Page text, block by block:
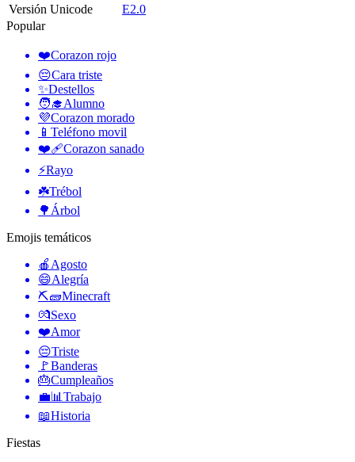
Versión Unicode
E2.0
Popular
❤️Corazon rojo
😔Cara triste
✨Destellos
🧑‍🎓Alumno
💜Corazon morado
📱 Teléfono movil
❤️‍🩹Corazon sanado
⚡Rayo
☘️Trébol
🌳 Árbol
Emojis temáticos
🍎 Agosto
😄Alegría
⛏🧱Minecraft
💏Sexo
❤️Amor
😔Triste
🚩Banderas
🎂Cumpleaños
💼📊 Trabajo
📖Historia
Fiestas